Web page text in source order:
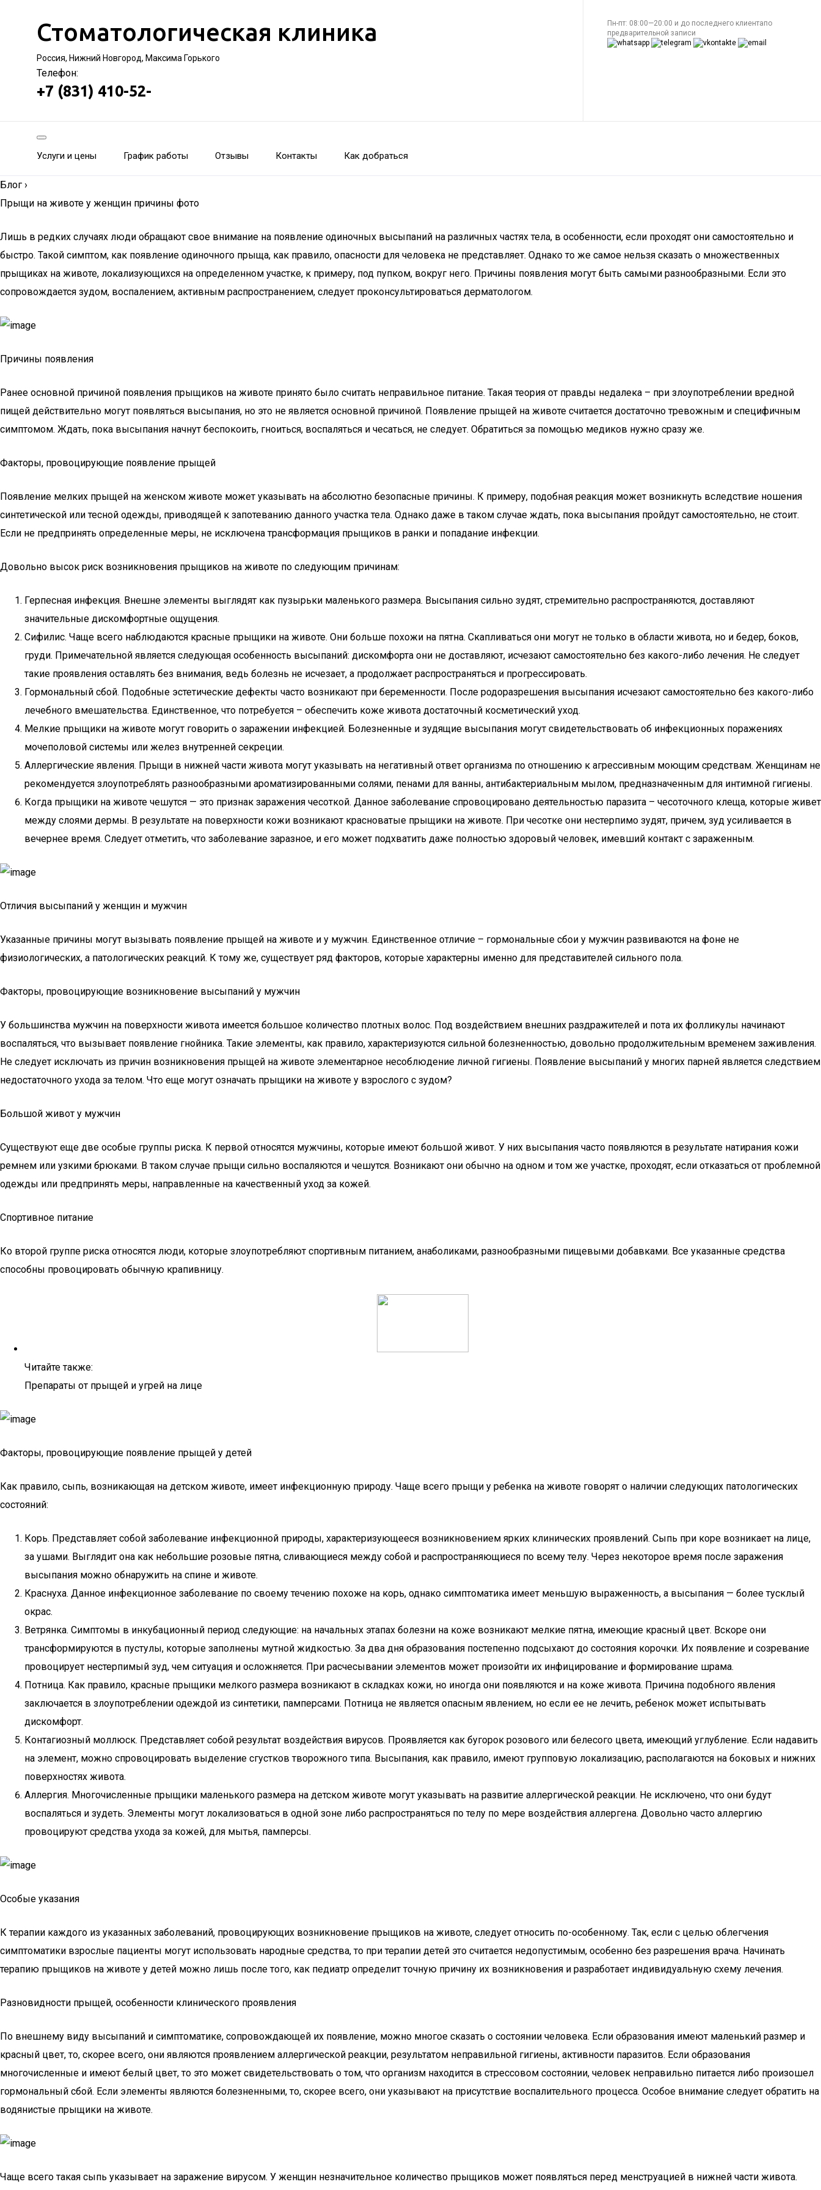
Стоматологическая клиника
Россия, Нижний Новгород, Максима Горького
Телефон:
+7 (831) 410-52-
Пн-пт: 08:00—20:00 и до последнего клиентапо
предварительной записи
Услуги и цены График работы Отзывы Контакты Как добраться
Блог ›
Прыщи на животе у женщин причины фото
Лишь в редких случаях люди обращают свое внимание на появление одиночных высыпаний на различных частях тела, в особенности, если проходят они самостоятельно и
быстро. Такой симптом, как появление одиночного прыща, как правило, опасности для человека не представляет. Однако то же самое нельзя сказать о множественных
прыщиках на животе, локализующихся на определенном участке, к примеру, под пупком, вокруг него. Причины появления могут быть самыми разнообразными. Если это
сопровождается зудом, воспалением, активным распространением, следует проконсультироваться дерматологом.
Причины появления
Ранее основной причиной появления прыщиков на животе принято было считать неправильное питание. Такая теория от правды недалека – при злоупотреблении вредной
пищей действительно могут появляться высыпания, но это не является основной причиной. Появление прыщей на животе считается достаточно тревожным и специфичным
симптомом. Ждать, пока высыпания начнут беспокоить, гноиться, воспаляться и чесаться, не следует. Обратиться за помощью медиков нужно сразу же.
Факторы, провоцирующие появление прыщей
Появление мелких прыщей на женском животе может указывать на абсолютно безопасные причины. К примеру, подобная реакция может возникнуть вследствие ношения
синтетической или тесной одежды, приводящей к запотеванию данного участка тела. Однако даже в таком случае ждать, пока высыпания пройдут самостоятельно, не стоит.
Если не предпринять определенные меры, не исключена трансформация прыщиков в ранки и попадание инфекции.
Довольно высок риск возникновения прыщиков на животе по следующим причинам:
Герпесная инфекция. Внешне элементы выглядят как пузырьки маленького размера. Высыпания сильно зудят, стремительно распространяются, доставляют
значительные дискомфортные ощущения.
Сифилис. Чаще всего наблюдаются красные прыщики на животе. Они больше похожи на пятна. Скапливаться они могут не только в области живота, но и бедер, боков,
груди. Примечательной является следующая особенность высыпаний: дискомфорта они не доставляют, исчезают самостоятельно без какого-либо лечения. Не следует
такие проявления оставлять без внимания, ведь болезнь не исчезает, а продолжает распространяться и прогрессировать.
Гормональный сбой. Подобные эстетические дефекты часто возникают при беременности. После родоразрешения высыпания исчезают самостоятельно без какого-либо
лечебного вмешательства. Единственное, что потребуется – обеспечить коже живота достаточный косметический уход.
Мелкие прыщики на животе могут говорить о заражении инфекцией. Болезненные и зудящие высыпания могут свидетельствовать об инфекционных поражениях
мочеполовой системы или желез внутренней секреции.
Аллергические явления. Прыщи в нижней части живота могут указывать на негативный ответ организма по отношению к агрессивным моющим средствам. Женщинам не
рекомендуется злоупотреблять разнообразными ароматизированными солями, пенами для ванны, антибактериальным мылом, предназначенным для интимной гигиены.
Когда прыщики на животе чешутся — это признак заражения чесоткой. Данное заболевание спровоцировано деятельностью паразита – чесоточного клеща, которые живет
между слоями дермы. В результате на поверхности кожи возникают красноватые прыщики на животе. При чесотке они нестерпимо зудят, причем, зуд усиливается в
вечернее время. Следует отметить, что заболевание заразное, и его может подхватить даже полностью здоровый человек, имевший контакт с зараженным.
Отличия высыпаний у женщин и мужчин
Указанные причины могут вызывать появление прыщей на животе и у мужчин. Единственное отличие – гормональные сбои у мужчин развиваются на фоне не
физиологических, а патологических реакций. К тому же, существует ряд факторов, которые характерны именно для представителей сильного пола.
Факторы, провоцирующие возникновение высыпаний у мужчин
У большинства мужчин на поверхности живота имеется большое количество плотных волос. Под воздействием внешних раздражителей и пота их фолликулы начинают
воспаляться, что вызывает появление гнойника. Такие элементы, как правило, характеризуются сильной болезненностью, довольно продолжительным временем заживления.
Не следует исключать из причин возникновения прыщей на животе элементарное несоблюдение личной гигиены. Появление высыпаний у многих парней является следствием
недостаточного ухода за телом. Что еще могут означать прыщики на животе у взрослого с зудом?
Большой живот у мужчин
Существуют еще две особые группы риска. К первой относятся мужчины, которые имеют большой живот. У них высыпания часто появляются в результате натирания кожи
ремнем или узкими брюками. В таком случае прыщи сильно воспаляются и чешутся. Возникают они обычно на одном и том же участке, проходят, если отказаться от проблемной
одежды или предпринять меры, направленные на качественный уход за кожей.
Спортивное питание
Ко второй группе риска относятся люди, которые злоупотребляют спортивным питанием, анаболиками, разнообразными пищевыми добавками. Все указанные средства
способны провоцировать обычную крапивницу.
Читайте также:
Препараты от прыщей и угрей на лице
Факторы, провоцирующие появление прыщей у детей
Как правило, сыпь, возникающая на детском животе, имеет инфекционную природу. Чаще всего прыщи у ребенка на животе говорят о наличии следующих патологических
состояний:
Корь. Представляет собой заболевание инфекционной природы, характеризующееся возникновением ярких клинических проявлений. Сыпь при коре возникает на лице,
за ушами. Выглядит она как небольшие розовые пятна, сливающиеся между собой и распространяющиеся по всему телу. Через некоторое время после заражения
высыпания можно обнаружить на спине и животе.
Краснуха. Данное инфекционное заболевание по своему течению похоже на корь, однако симптоматика имеет меньшую выраженность, а высыпания — более тусклый
окрас.
Ветрянка. Симптомы в инкубационный период следующие: на начальных этапах болезни на коже возникают мелкие пятна, имеющие красный цвет. Вскоре они
трансформируются в пустулы, которые заполнены мутной жидкостью. За два дня образования постепенно подсыхают до состояния корочки. Их появление и созревание
провоцирует нестерпимый зуд, чем ситуация и осложняется. При расчесывании элементов может произойти их инфицирование и формирование шрама.
Потница. Как правило, красные прыщики мелкого размера возникают в складках кожи, но иногда они появляются и на коже живота. Причина подобного явления
заключается в злоупотреблении одеждой из синтетики, памперсами. Потница не является опасным явлением, но если ее не лечить, ребенок может испытывать
дискомфорт.
Контагиозный моллюск. Представляет собой результат воздействия вирусов. Проявляется как бугорок розового или белесого цвета, имеющий углубление. Если надавить
на элемент, можно спровоцировать выделение сгустков творожного типа. Высыпания, как правило, имеют групповую локализацию, располагаются на боковых и нижних
поверхностях живота.
Аллергия. Многочисленные прыщики маленького размера на детском животе могут указывать на развитие аллергической реакции. Не исключено, что они будут
воспаляться и зудеть. Элементы могут локализоваться в одной зоне либо распространяться по телу по мере воздействия аллергена. Довольно часто аллергию
провоцируют средства ухода за кожей, для мытья, памперсы.
Особые указания
К терапии каждого из указанных заболеваний, провоцирующих возникновение прыщиков на животе, следует относить по-особенному. Так, если с целью облегчения
симптоматики взрослые пациенты могут использовать народные средства, то при терапии детей это считается недопустимым, особенно без разрешения врача. Начинать
терапию прыщиков на животе у детей можно лишь после того, как педиатр определит точную причину их возникновения и разработает индивидуальную схему лечения.
Разновидности прыщей, особенности клинического проявления
По внешнему виду высыпаний и симптоматике, сопровождающей их появление, можно многое сказать о состоянии человека. Если образования имеют маленький размер и
красный цвет, то, скорее всего, они являются проявлением аллергической реакции, результатом неправильной гигиены, активности паразитов. Если образования
многочисленные и имеют белый цвет, то это может свидетельствовать о том, что организм находится в стрессовом состоянии, человек неправильно питается либо произошел
гормональный сбой. Если элементы являются болезненными, то, скорее всего, они указывают на присутствие воспалительного процесса. Особое внимание следует обратить на
водянистые прыщики на животе.
Чаще всего такая сыпь указывает на заражение вирусом. У женщин незначительное количество прыщиков может появляться перед менструацией в нижней части живота.